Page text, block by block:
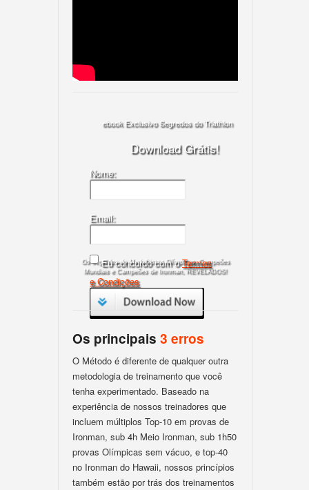
ebook Exclusivo Segredos do Triathlon
Download Grátis!
Os segredos de Medalhistas Olímpicos, Campeões
Mundiais e Campeões de Ironman, REVELADOS!
Nome:
Email:
Eu concordo com oTermos
e Condições
Os principais 3 erros
O Método é diferente de qualquer outra
metodologia de treinamento que você
tenha experimentado. Baseado na
experiência de nossos treinadores que
incluem múltiplos Top-10 em provas de
Ironman, sub 4h Meio Ironman, sub 1h50
provas Olímpicas sem vácuo, e top-40
no Ironman do Hawaii, nossos princípios
também estão por trás dos treinamentos